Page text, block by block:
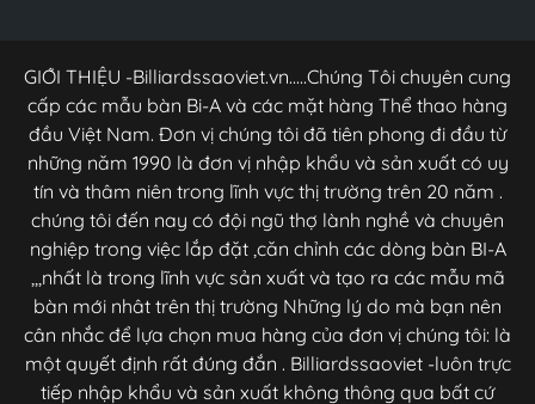
GIỚI THIỆU -Billiardssaoviet.vn.....Chúng Tôi chuyên cung
cấp các mẫu bàn Bi-A và các mặt hàng Thể thao hàng
đầu Việt Nam. Đơn vị chúng tôi đã tiên phong đi đầu từ
những năm 1990 là đơn vị nhập khẩu và sản xuất có uy
tín và thâm niên trong lĩnh vực thị trường trên 20 năm .
chúng tôi đến nay có đội ngũ thợ lành nghề và chuyên
nghiệp trong việc lắp đặt ,căn chỉnh các dòng bàn BI-A
,,,nhất là trong lĩnh vực sản xuất và tạo ra các mẫu mã
bàn mới nhât trên thị trường Những lý do mà bạn nên
cân nhắc để lựa chọn mua hàng của đơn vị chúng tôi: là
một quyết định rất đúng đắn . Billiardssaoviet -luôn trực
tiếp nhập khẩu và sản xuất không thông qua bất cứ